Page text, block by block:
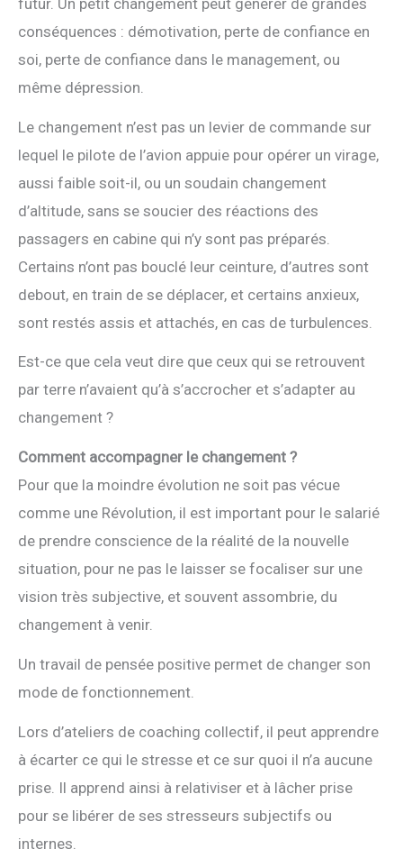
conséquences : démotivation, perte de confiance en
soi, perte de confiance dans le management, ou
même dépression.
Le changement n’est pas un levier de commande sur
lequel le pilote de l’avion appuie pour opérer un virage,
aussi faible soit-il, ou un soudain changement
d’altitude, sans se soucier des réactions des
passagers en cabine qui n’y sont pas préparés.
Certains n’ont pas bouclé leur ceinture, d’autres sont
debout, en train de se déplacer, et certains anxieux,
sont restés assis et attachés, en cas de turbulences.
Est-ce que cela veut dire que ceux qui se retrouvent
par terre n’avaient qu’à s’accrocher et s’adapter au
changement ?
Comment accompagner le changement ?
Pour que la moindre évolution ne soit pas vécue
comme une Révolution, il est important pour le salarié
de prendre conscience de la réalité de la nouvelle
situation, pour ne pas le laisser se focaliser sur une
vision très subjective, et souvent assombrie, du
changement à venir.
Un travail de pensée positive permet de changer son
mode de fonctionnement.
Lors d’ateliers de coaching collectif, il peut apprendre
à écarter ce qui le stresse et ce sur quoi il n’a aucune
prise. Il apprend ainsi à relativiser et à lâcher prise
pour se libérer de ses stresseurs subjectifs ou
internes.